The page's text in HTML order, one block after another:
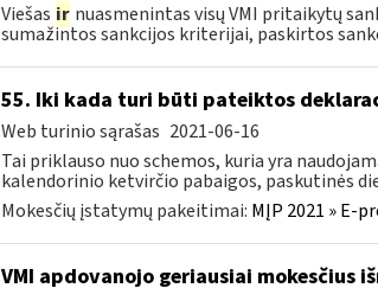
Viešas ir nuasmenintas visų VMI pritaikytų
sumažintos sankcijos kriterijai, paskirtos
55. Iki kada turi būti pateiktos
Web turinio sąrašas 2021-06-16
Tai priklauso nuo schemos, kuria yra
kalendorinio ketvirčio pabaigos, paskutinės
Mokesčių įstatymų pakeitimai: MĮP 2021 » E-
VMI apdovanojo geriausiai mokesčius